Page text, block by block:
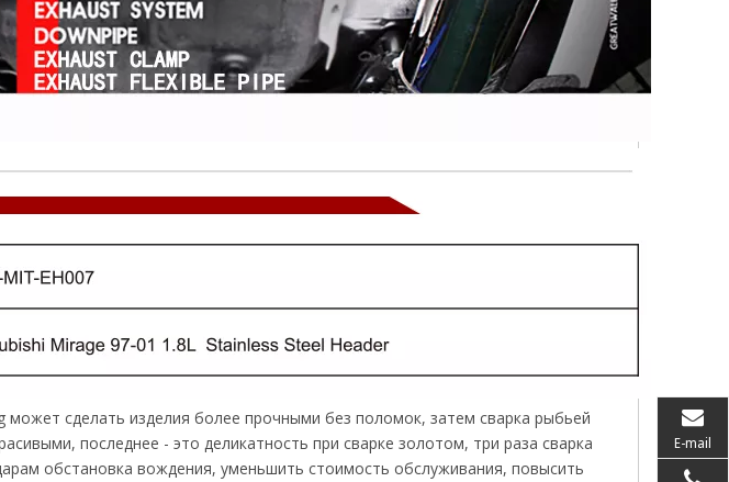
может сделать изделия более прочными без поломок, затем сварка рыбьей
последнее - это деликатность при сварке золотом, три раза сварка
обстановка вождения, уменьшить стоимость обслуживания, повысить
E-mail